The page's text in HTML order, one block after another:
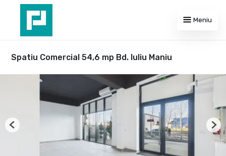
Meniu
Spatiu Comercial 54,6 mp Bd. Iuliu Maniu
Previous